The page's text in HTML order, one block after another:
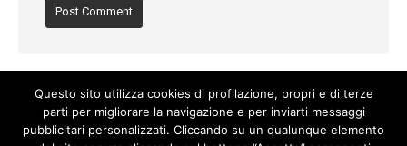
Questo sito utilizza cookies di profilazione, propri e di terze
parti per migliorare la navigazione e per inviarti messaggi
pubblicitari personalizzati. Cliccando su un qualunque elemento